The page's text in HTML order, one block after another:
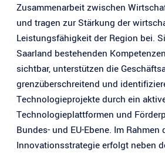
Zusammenarbeit zwischen
und tragen zur Stärkung der
Leistungsfähigkeit der Region bei.
Saarland bestehenden
sichtbar, unterstützen die
grenzüberschreitend und
Technologieprojekte durch ein
Technologieplattformen und
Bundes- und EU-Ebene. Im Rahmen
Innovationsstrategie erfolgt neben